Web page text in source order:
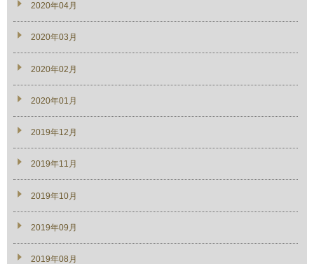
2020年04月
2020年03月
2020年02月
2020年01月
2019年12月
2019年11月
2019年10月
2019年09月
2019年08月